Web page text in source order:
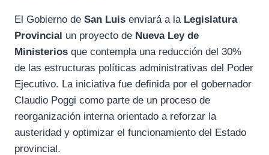
c
e
b
o
k
l
e
g
m
a
t
s
p
El Gobierno de San Luis enviará a la Legislatura
Provincial un proyecto de Nueva Ley de
Ministerios que contempla una reducción del 30%
de las estructuras políticas administrativas del Poder
Ejecutivo. La iniciativa fue definida por el gobernador
Claudio Poggi como parte de un proceso de
reorganización interna orientado a reforzar la
austeridad y optimizar el funcionamiento del Estado
provincial.